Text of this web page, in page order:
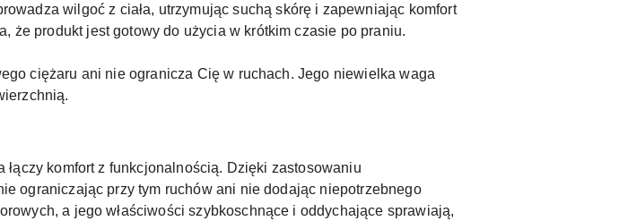
wilgoć z ciała, utrzymując suchą skórę i zapewniając komfort
że produkt jest gotowy do użycia w krótkim czasie po praniu.
ciężaru ani nie ogranicza Cię w ruchach. Jego niewielka waga
komfort z funkcjonalnością. Dzięki zastosowaniu
ograniczając przy tym ruchów ani nie dodając niepotrzebnego
a jego właściwości szybkoschnące i oddychające sprawiają,